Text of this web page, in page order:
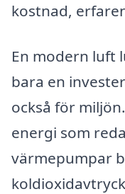
kostnad,
En modern luft
bara en
också för
energi som
värmepumpar